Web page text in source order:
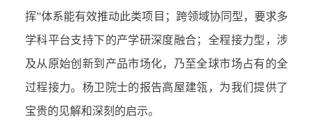
挥”体系能有效推动此类项目；跨领域协同型，要求多
学科平台支持下的产学研深度融合；全程接力型，涉
及从原始创新到产品市场化，乃至全球市场占有的全
过程接力。杨卫院士的报告高屋建瓴，为我们提供了
宝贵的见解和深刻的启示。